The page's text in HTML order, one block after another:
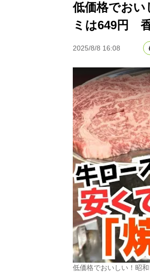
低価格でお
ミは649円
2025/8/8 16:08
低価格でおいしい！昭